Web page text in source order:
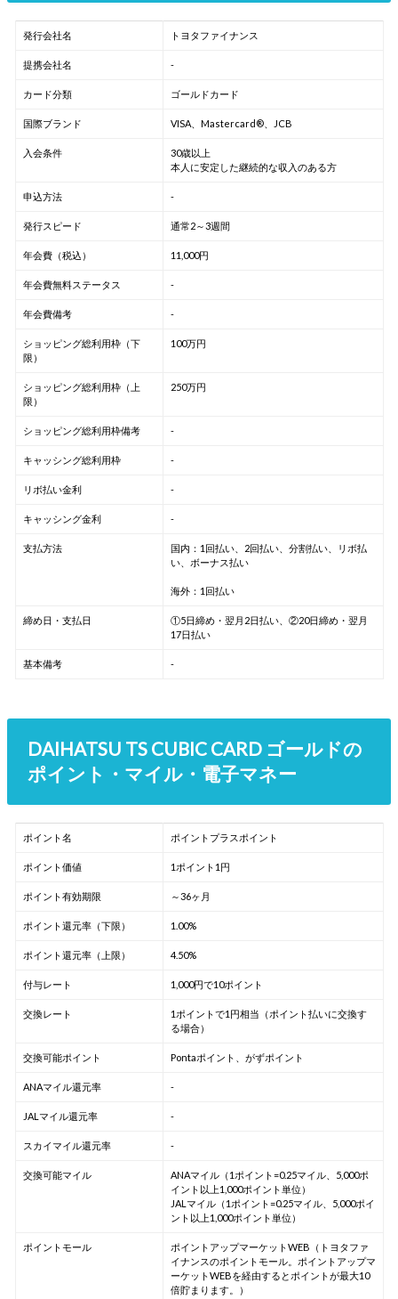
発行会社名 トヨタファイナンス
提携会社名 -
カード分類 ゴールドカード
国際ブランド VISA、Mastercard®、JCB
入会条件
30歳以上
本人に安定した継続的な収入のある方
申込方法 -
発行スピード 通常2～3週間
年会費（税込） 11,000円
年会費無料ステータス -
年会費備考 -
ショッピング総利用枠（下
限）
100万円
ショッピング総利用枠（上
限）
250万円
ショッピング総利用枠備考 -
キャッシング総利用枠 -
リボ払い金利 -
キャッシング金利 -
支払方法
国内：1回払い、2回払い、分割払い、リボ払
い、ボーナス払い
海外：1回払い
締め日・支払日
①5日締め・翌月2日払い、②20日締め・翌月
17日払い
基本備考 -
DAIHATSU TS CUBIC CARD ゴールドの
ポイント・マイル・電子マネー
ポイント名 ポイントプラスポイント
ポイント価値 1ポイント1円
ポイント有効期限 ～36ヶ月
ポイント還元率（下限） 1.00%
ポイント還元率（上限） 4.50%
付与レート 1,000円で10ポイント
交換レート
1ポイントで1円相当（ポイント払いに交換す
る場合）
交換可能ポイント Pontaポイント、がずポイント
ANAマイル還元率 -
JALマイル還元率 -
スカイマイル還元率 -
交換可能マイル
ANAマイル（1ポイント=0.25マイル、5,000ポ
イント以上1,000ポイント単位）
JALマイル（1ポイント=0.25マイル、5,000ポイ
ント以上1,000ポイント単位）
ポイントモール
ポイントアップマーケットWEB（トヨタファ
イナンスのポイントモール。ポイントアップマ
ーケットWEBを経由するとポイントが最大10
倍貯まります。）